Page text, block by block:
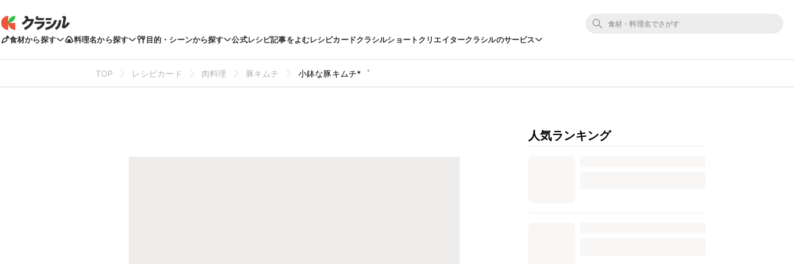
食材から探す 料理名から探す 目的・シーンから探す 公式レシピ記事をよむレシピカードクラシルショートクリエイタークラシルのサービス
TOP レシピカード 肉料理 豚キムチ 小鉢な豚キムチ*゜
人気ランキング